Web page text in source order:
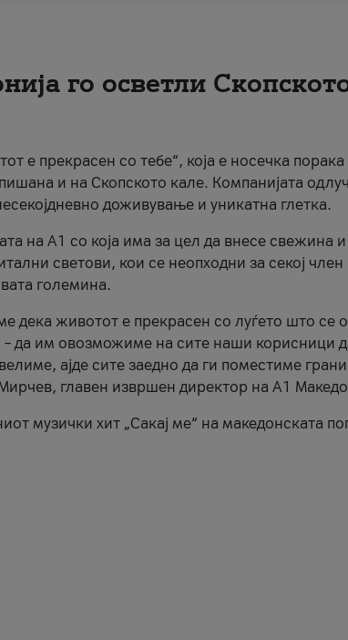
го осветли
е прекрасен со тебе“, која е носечка порака
и на Скопското кале. Компанијата
доживување и уникатна глетка.
на А1 со која има за цел да внесе свежина и
светови, кои се неопходни за секој член
големина.
дека животот е прекрасен со луѓето што се
да им овозможиме на сите наши корисници
ајде сите заедно да ги поместиме
главен извршен директор на А1
музички хит „Сакај ме“ на македонската